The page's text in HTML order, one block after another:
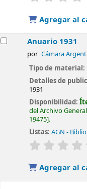
Agregar al
Anuario 1931
por Cámara
Tipo de material:
Detalles de
1931
Disponibilidad:
del Archivo
19475 .
Listas: AGN -
valoración
Agregar al